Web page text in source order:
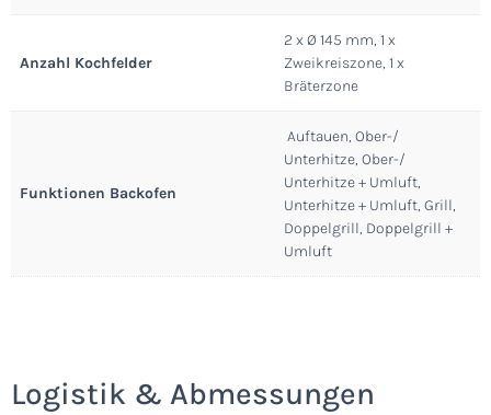
Anzahl Kochfelder
2 x Ø 145 mm, 1 x
Zweikreiszone, 1 x
Bräterzone
Funktionen Backofen
Auftauen, Ober-/
Unterhitze, Ober-/
Unterhitze + Umluft,
Unterhitze + Umluft, Grill,
Doppelgrill, Doppelgrill +
Umluft
Logistik & Abmessungen